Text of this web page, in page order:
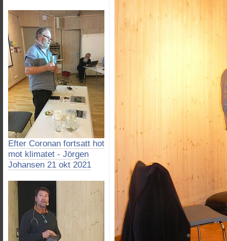
Efter Coronan fortsatt hot
mot klimatet - Jörgen
Johansen 21 okt 2021